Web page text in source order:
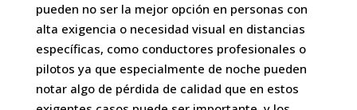
pueden no ser la mejor opción en personas con
alta exigencia o necesidad visual en distancias
específicas, como conductores profesionales o
pilotos ya que especialmente de noche pueden
notar algo de pérdida de calidad que en estos